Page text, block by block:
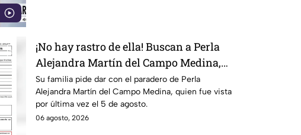
¡No hay rastro de ella! Buscan a Perla
Alejandra Martín del Campo Medina,
desaparecida en Guanajuato
Su familia pide dar con el paradero de Perla
Alejandra Martín del Campo Medina, quien fue vista
por última vez el 5 de agosto.
06 agosto, 2026